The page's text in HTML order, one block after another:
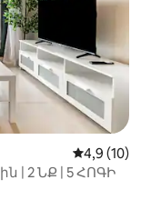
Միջին
4,9 (10)
2 ՆՔ | 5 ՀՈԳԻ